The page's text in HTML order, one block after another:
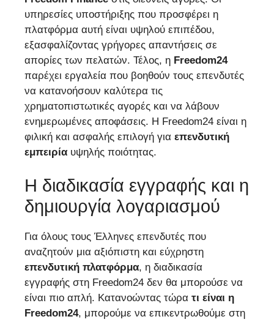
υπηρεσίες υποστήριξης που προσφέρει η
πλατφόρμα αυτή είναι υψηλού επιπέδου,
εξασφαλίζοντας γρήγορες απαντήσεις σε
απορίες των πελατών. Τέλος, η Freedom24
παρέχει εργαλεία που βοηθούν τους επενδυτές
να κατανοήσουν καλύτερα τις
χρηματοπιστωτικές αγορές και να λάβουν
ενημερωμένες αποφάσεις. Η Freedom24 είναι η
φιλική και ασφαλής επιλογή για επενδυτική
εμπειρία υψηλής ποιότητας.
Η διαδικασία εγγραφής και η
δημιουργία λογαριασμού
Για όλους τους Έλληνες επενδυτές που
αναζητούν μια αξιόπιστη και εύχρηστη
επενδυτική πλατφόρμα, η διαδικασία
εγγραφής στη Freedom24 δεν θα μπορούσε να
είναι πιο απλή. Κατανοώντας τώρα τι είναι η
Freedom24, μπορούμε να επικεντρωθούμε στη